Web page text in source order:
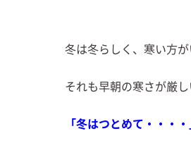
冬は冬らしく、寒い方が
それも早朝の寒さが厳
「冬はつとめて・・・・